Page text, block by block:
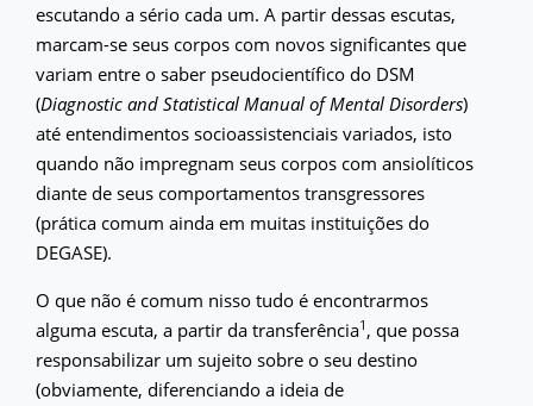
escutando a sério cada um. A partir dessas escutas,
marcam-se seus corpos com novos significantes que
variam entre o saber pseudocientífico do DSM
(Diagnostic and Statistical Manual of Mental Disorders)
até entendimentos socioassistenciais variados, isto
quando não impregnam seus corpos com ansiolíticos
diante de seus comportamentos transgressores
(prática comum ainda em muitas instituições do
DEGASE).
O que não é comum nisso tudo é encontrarmos
alguma escuta, a partir da transferência1 , que possa
responsabilizar um sujeito sobre o seu destino
(obviamente, diferenciando a ideia de